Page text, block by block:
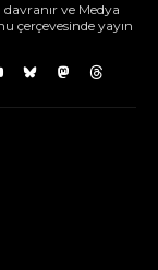
ve Medya
çerçevesinde yayın